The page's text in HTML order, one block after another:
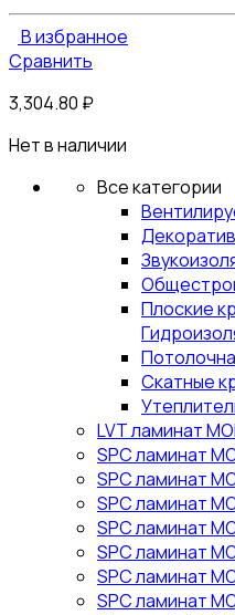
В избранное
Сравнить
3,304.80 ₽
Нет в наличии
Все категории
Плоские
Скатные
LVT ламинат
SPC ламинат
SPC ламинат
SPC ламинат
SPC ламинат
SPC ламинат
SPC ламинат
SPC ламинат